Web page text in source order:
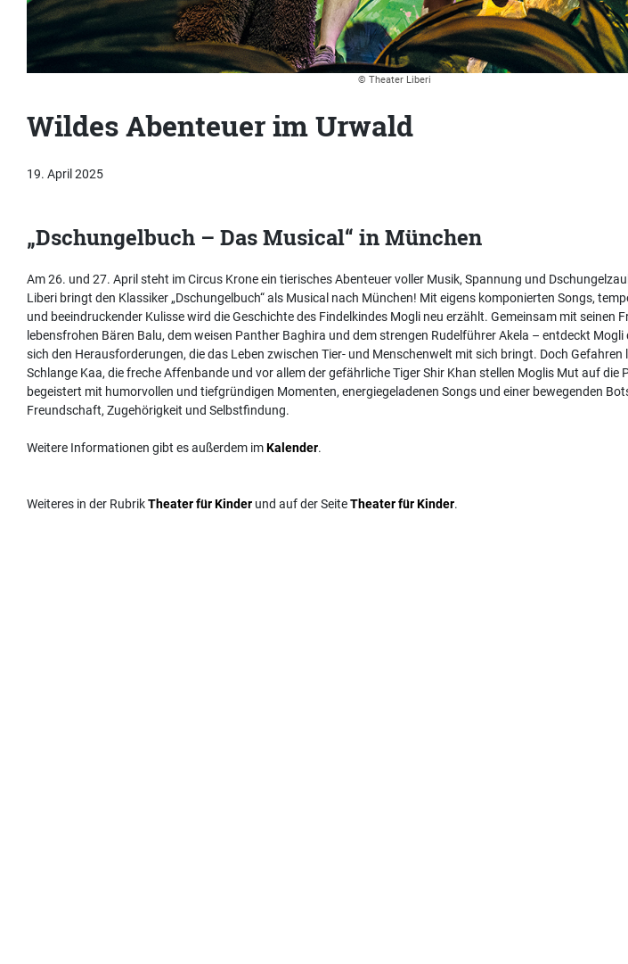
© Theater Liberi
Wildes Abenteuer im Urwald
19. April 2025
„Dschungelbuch – Das Musical“ in München
Am 26. und 27. April steht im Circus Krone ein tierisches Abenteuer voller Musik, Spannung und
Liberi bringt den Klassiker „Dschungelbuch“ als Musical nach München! Mit eigens komponierten Songs,
und beeindruckender Kulisse wird die Geschichte des Findelkindes Mogli neu erzählt. Gemeinsam mit seinen
lebensfrohen Bären Balu, dem weisen Panther Baghira und dem strengen Rudelführer Akela – entdeckt
sich den Herausforderungen, die das Leben zwischen Tier- und Menschenwelt mit sich bringt. Doch Gefahren
Schlange Kaa, die freche Affenbande und vor allem der gefährliche Tiger Shir Khan stellen Moglis Mut auf die
begeistert mit humorvollen und tiefgründigen Momenten, energiegeladenen Songs und einer bewegenden
Freundschaft, Zugehörigkeit und Selbstfindung.
Weitere Informationen gibt es außerdem imKalender.
Weiteres in der RubrikTheater für Kinder und auf der SeiteTheater für Kinder.